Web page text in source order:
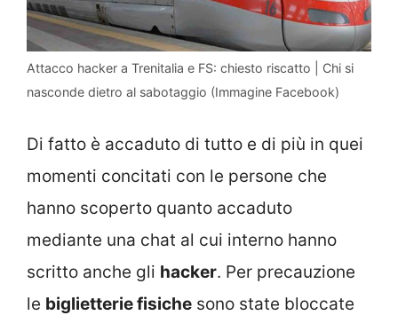
Attacco hacker a Trenitalia e FS: chiesto riscatto | Chi si
nasconde dietro al sabotaggio (Immagine Facebook)
Di fatto è accaduto di tutto e di più in quei
momenti concitati con le persone che
hanno scoperto quanto accaduto
mediante una chat al cui interno hanno
scritto anche gli hacker. Per precauzione
le biglietterie fisiche sono state bloccate